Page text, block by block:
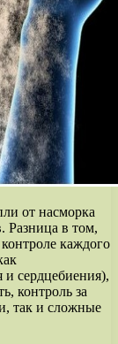
от насморка
Разница в том,
каждого
сердцебиения),
контроль за
так и сложные